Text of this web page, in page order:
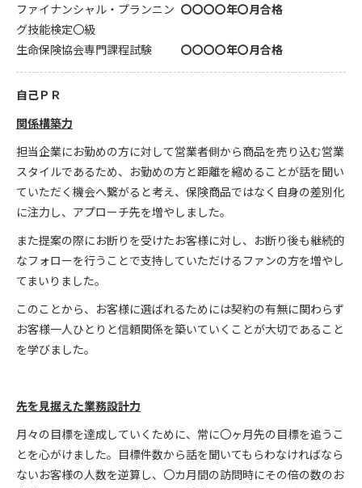
ファイナンシャル・プランニン
グ技能検定〇級
〇〇〇〇年〇月合格
生命保険協会専門課程試験 〇〇〇〇年〇月合格
自己ＰＲ
関係構築力
担当企業にお勤めの方に対して営業者側から商品を売り込む営業
スタイルであるため、お勤めの方と距離を縮めることが話を聞い
ていただく機会へ繋がると考え、保険商品ではなく自身の差別化
に注力し、アプローチ先を増やしました。
また提案の際にお断りを受けたお客様に対し、お断り後も継続的
なフォローを行うことで支持していただけるファンの方を増やし
てまいりました。
このことから、お客様に選ばれるためには契約の有無に関わらず
お客様一人ひとりと信頼関係を築いていくことが大切であること
を学びました。
先を見据えた業務設計力
月々の目標を達成していくために、常に〇ヶ月先の目標を追うこ
とを心がけました。目標件数から話を聞いてもらわなければなら
ないお客様の人数を逆算し、〇カ月間の訪問時にその倍の数のお